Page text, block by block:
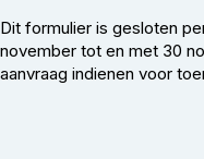
Dit formulier is gesloten
november tot en met 30
aanvraag indienen voor